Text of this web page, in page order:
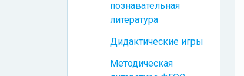
познавательная
литература
Дидактические игры
Методическая